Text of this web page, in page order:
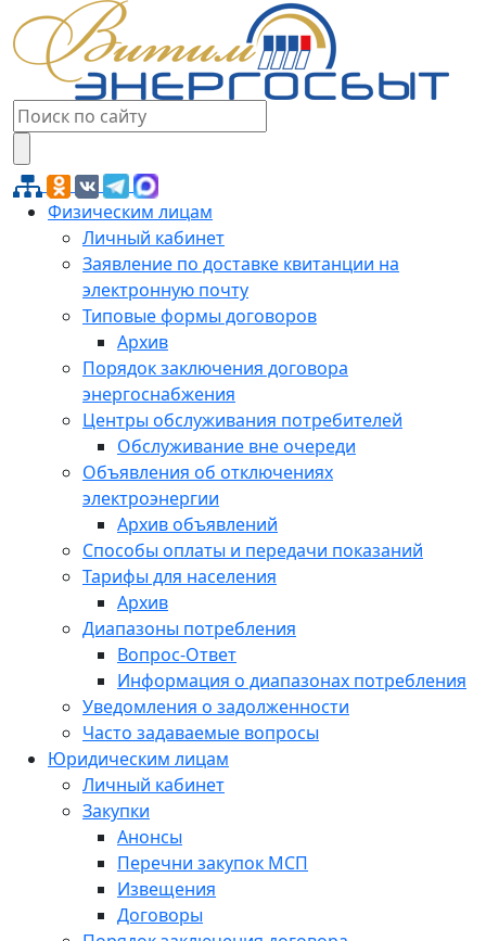
Физическим лицам
Личный кабинет
Заявление по доставке квитанции на
электронную почту
Типовые формы договоров
Архив
Порядок заключения договора
энергоснабжения
Центры обслуживания потребителей
Обслуживание вне очереди
Объявления об отключениях
электроэнергии
Архив объявлений
Способы оплаты и передачи показаний
Тарифы для населения
Архив
Диапазоны потребления
Вопрос-Ответ
Информация о диапазонах потребления
Уведомления о задолженности
Часто задаваемые вопросы
Юридическим лицам
Личный кабинет
Закупки
Анонсы
Перечни закупок МСП
Извещения
Договоры